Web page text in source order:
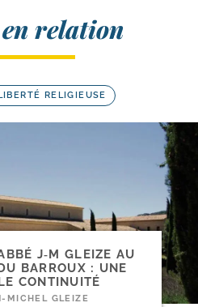
relation
RELIGIEUSE
J‑M GLEIZE AU
BARROUX : UNE
CONTINUITÉ
MICHEL GLEIZE